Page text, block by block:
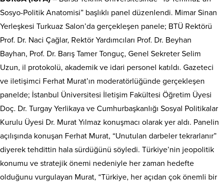
Sosyo-Politik Anatomisi” başlıklı panel düzenlendi. Mimar Sinan
Yerleşkesi Turkuaz Salon’da gerçekleşen panele; BTÜ Rektörü
Prof. Dr. Naci Çağlar, Rektör Yardımcıları Prof. Dr. Beyhan
Bayhan, Prof. Dr. Barış Tamer Tonguç, Genel Sekreter Selim
Uzun, il protokolü, akademik ve idari personel katıldı. Gazeteci
ve iletişimci Ferhat Murat’ın moderatörlüğünde gerçekleşen
panelde; İstanbul Üniversitesi İletişim Fakültesi Öğretim Üyesi
Doç. Dr. Turgay Yerlikaya ve Cumhurbaşkanlığı Sosyal Politikalar
Kurulu Üyesi Dr. Murat Yılmaz konuşmacı olarak yer aldı. Panelin
açılışında konuşan Ferhat Murat, “Unutulan darbeler tekrarlanır”
diyerek tehdittin hala sürdüğünü söyledi. Türkiye’nin jeopolitik
konumu ve stratejik önemi nedeniyle her zaman hedefte
olduğunu vurgulayan Murat, “Türkiye, her açıdan çok önemli bir